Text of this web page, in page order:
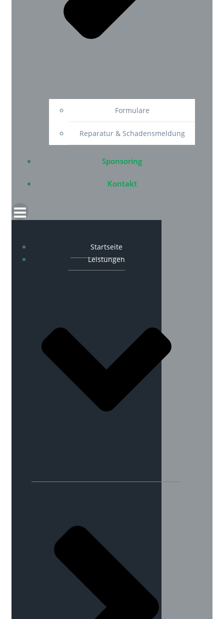
Formulare
Reparatur & Schadensmeldung
Sponsoring
Kontakt
Startseite
Leistungen